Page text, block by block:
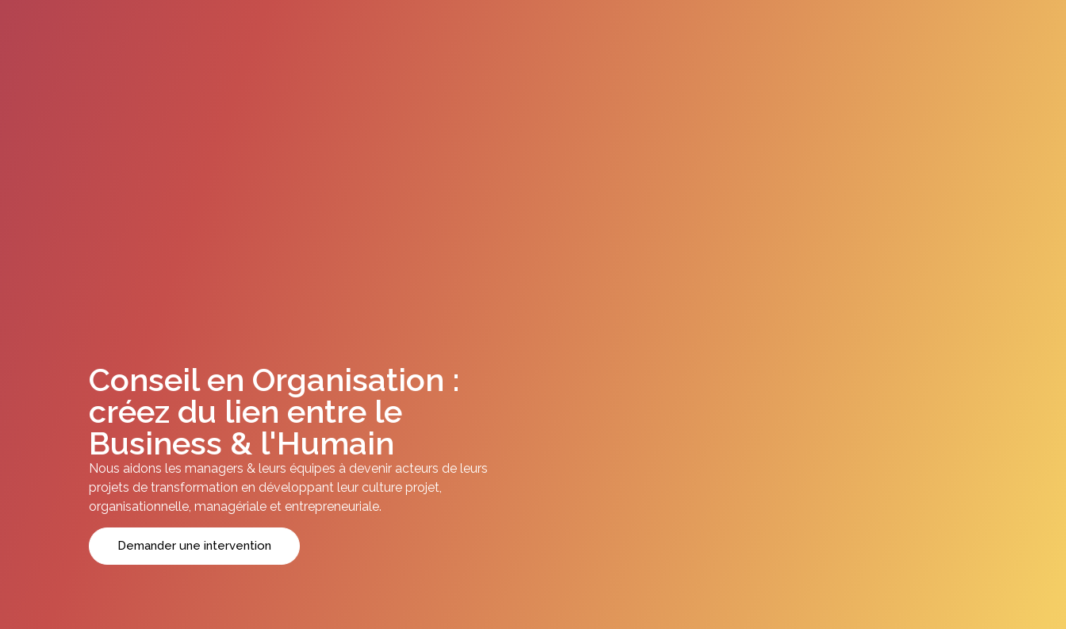
Conseil en Organisation :
créez du lien entre le
Business & l'Humain
Nous aidons les managers & leurs équipes à devenir acteurs de leurs
projets de transformation en développant leur culture projet,
organisationnelle, managériale et entrepreneuriale.
Demander une intervention